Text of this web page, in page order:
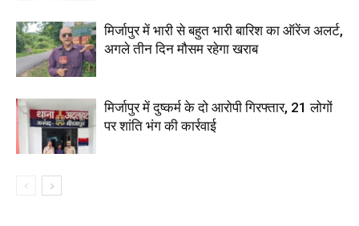
मिर्जापुर में भारी से बहुत भारी बारिश का ऑरेंज अलर्ट,
अगले तीन दिन मौसम रहेगा खराब
मिर्जापुर में दुष्कर्म के दो आरोपी गिरफ्तार, 21 लोगों
पर शांति भंग की कार्रवाई